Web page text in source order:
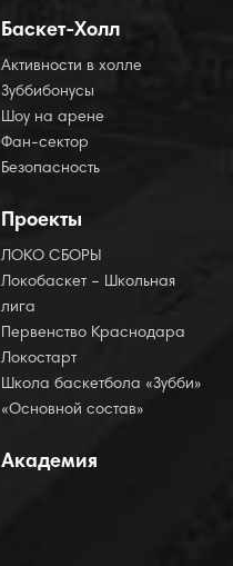
Баскет-Холл
Активности в холле
Зуббибонусы
Шоу на арене
Фан-сектор
Безопасность
Проекты
ЛОКО СБОРЫ
Локобаскет – Школьная
лига
Первенство Краснодара
Локостарт
Школа баскетбола «Зубби»
«Основной состав»
Академия